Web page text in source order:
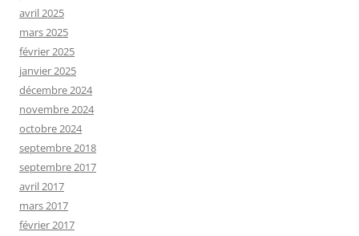
avril 2025
mars 2025
février 2025
janvier 2025
décembre 2024
novembre 2024
octobre 2024
septembre 2018
septembre 2017
avril 2017
mars 2017
février 2017